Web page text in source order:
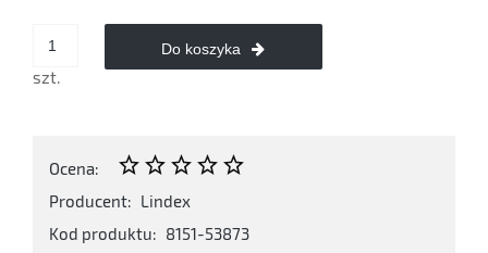
szt.
Do koszyka
Ocena:
Producent: Lindex
Kod produktu: 8151-53873